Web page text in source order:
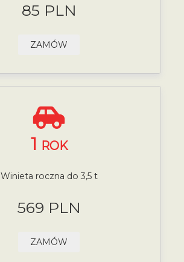
85 PLN
ZAMÓW
1 ROK
Winieta roczna do 3,5 t
569 PLN
ZAMÓW